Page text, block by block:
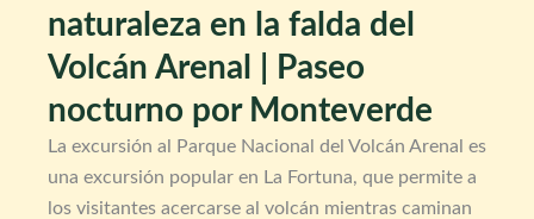
naturaleza en la falda del
Volcán Arenal | Paseo
nocturno por Monteverde
La excursión al Parque Nacional del Volcán Arenal es
una excursión popular en La Fortuna, que permite a
los visitantes acercarse al volcán mientras caminan